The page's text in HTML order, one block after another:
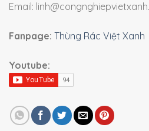
Email:
Fanpage: Thùng Rác Việt Xanh
Youtube: